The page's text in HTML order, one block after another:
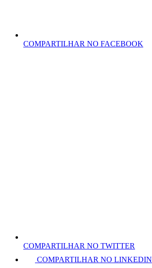
COMPARTILHAR NO FACEBOOK
COMPARTILHAR NO TWITTER
COMPARTILHAR NO LINKEDIN